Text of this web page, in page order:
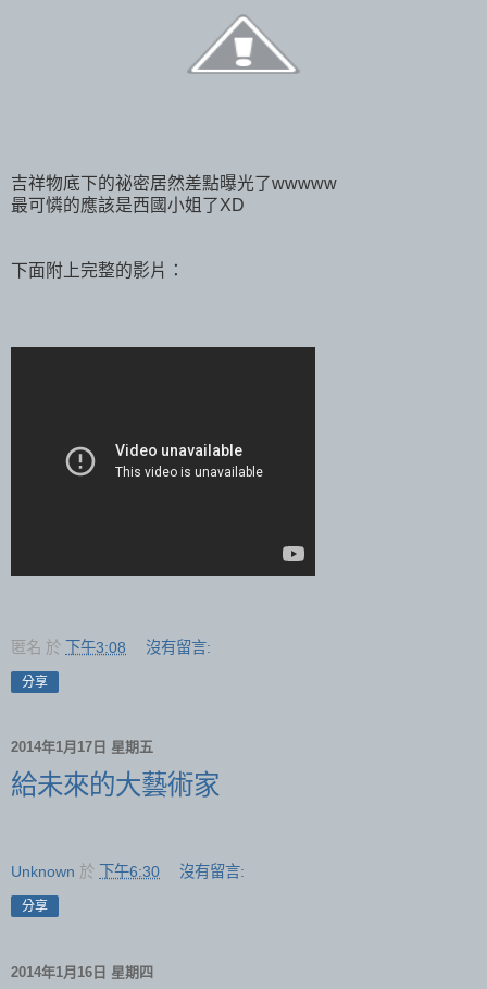
吉祥物底下的祕密居然差點曝光了wwwww
最可憐的應該是西國小姐了XD
下面附上完整的影片：
匿名 於 下午3:08 沒有留言:
分享
2014年1月17日 星期五
給未來的大藝術家
Unknown 於 下午6:30 沒有留言:
分享
2014年1月16日 星期四